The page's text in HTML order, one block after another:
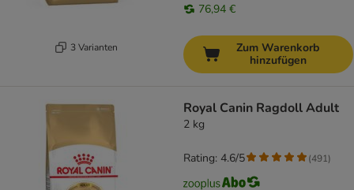
3 Varianten
76,94 €
Zum Warenkorb
hinzufügen
Royal Canin Ragdoll Adult
2 kg
Rating: 4.6/5 (491)